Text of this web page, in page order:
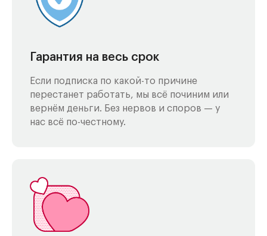
Гарантия на весь срок
Если подписка по какой-то причине
перестанет работать, мы всё починим или
вернём деньги. Без нервов и споров — у
нас всё по-честному.